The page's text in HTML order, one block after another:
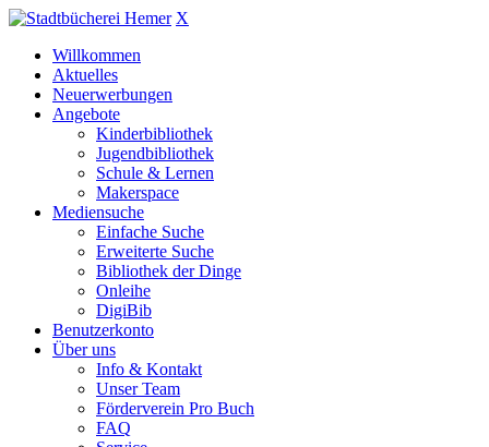
X
Willkommen
Aktuelles
Neuerwerbungen
Angebote
Kinderbibliothek
Jugendbibliothek
Schule & Lernen
Makerspace
Mediensuche
Einfache Suche
Erweiterte Suche
Bibliothek der Dinge
Onleihe
DigiBib
Benutzerkonto
Über uns
Info & Kontakt
Unser Team
Förderverein Pro Buch
FAQ